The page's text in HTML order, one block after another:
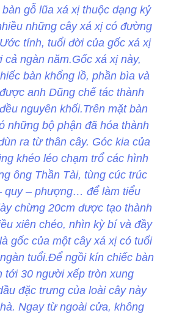
gỗ lũa xá xị thuộc dạng kỷ
những cây xá xị có đường
tính, tuổi đời của gốc xá xị
cả ngàn năm.Gốc xá xị này,
bàn khổng lồ, phần bìa và
anh Dũng chế tác thành
nguyên khối.Trên mặt bàn
những bộ phận đã hóa thành
ra từ thân cây. Góc kia của
khéo léo chạm trổ các hình
ông Thần Tài, tùng cúc trúc
quy – phượng… để làm tiểu
chừng 20cm được tạo thành
xiên chéo, nhìn kỳ bí và đầy
gốc của một cây xá xị có tuổi
tuổi.Để ngồi kín chiếc bàn
tới 30 người xếp tròn xung
đặc trưng của loài cây này
Ngay từ ngoài cửa, không